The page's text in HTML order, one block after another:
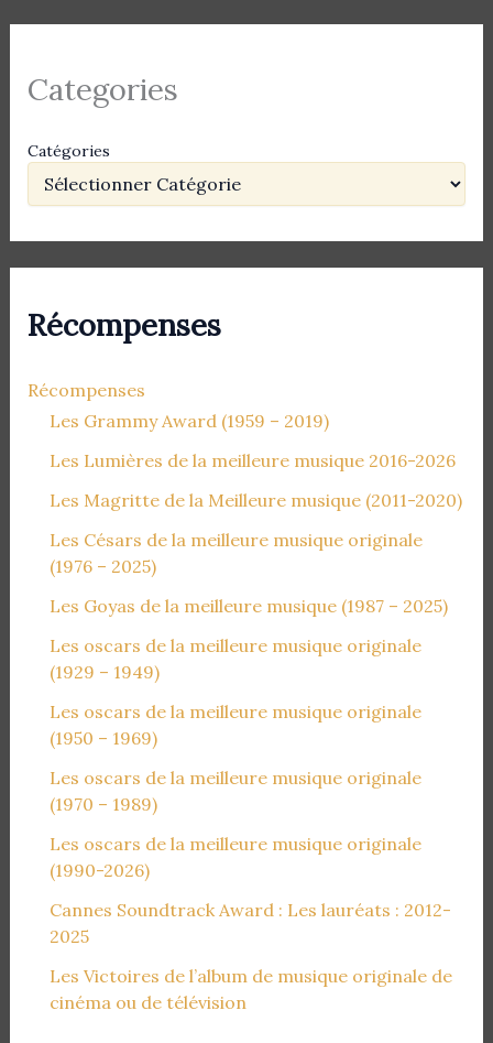
Categories
Catégories
Récompenses
Récompenses
Les Grammy Award (1959 – 2019)
Les Lumières de la meilleure musique 2016-2026
Les Magritte de la Meilleure musique (2011-2020)
Les Césars de la meilleure musique originale
(1976 – 2025)
Les Goyas de la meilleure musique (1987 – 2025)
Les oscars de la meilleure musique originale
(1929 – 1949)
Les oscars de la meilleure musique originale
(1950 – 1969)
Les oscars de la meilleure musique originale
(1970 – 1989)
Les oscars de la meilleure musique originale
(1990-2026)
Cannes Soundtrack Award : Les lauréats : 2012-
2025
Les Victoires de l’album de musique originale de
cinéma ou de télévision